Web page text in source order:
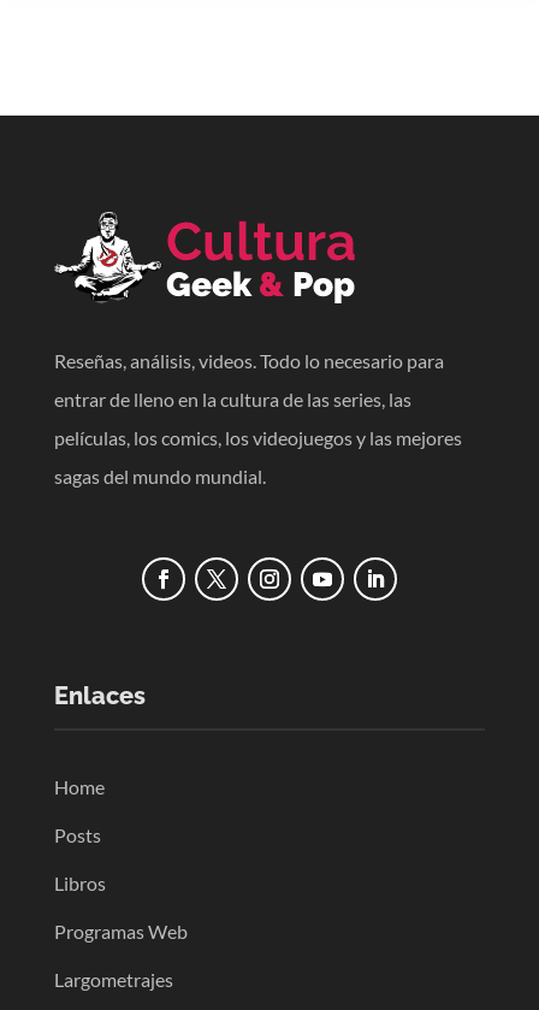
Reseñas, análisis, videos. Todo lo necesario para
entrar de lleno en la cultura de las series, las
películas, los comics, los videojuegos y las mejores
sagas del mundo mundial.
Enlaces
Home
Posts
Libros
Programas Web
Largometrajes